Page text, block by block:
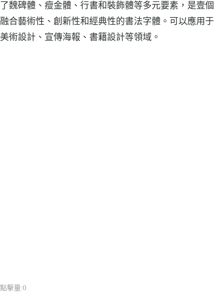
了魏碑體、瘦金體、行書和裝飾體等多元要素，是壹個
融合藝術性、創新性和經典性的書法字體。可以應用于
美術設計、宣傳海報、書籍設計等領域。
點擊量:0